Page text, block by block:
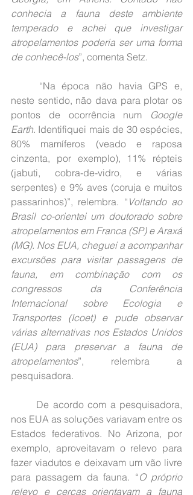
conhecia a fauna deste ambiente
temperado e achei que investigar
atropelamentos poderia ser uma forma
de conhecê-los”, comenta Setz.
neste sentido, não dava para plotar os
pontos de ocorrência num Google
Earth. Identifiquei mais de 30 espécies,
80% mamíferos (veado e raposa
cinzenta, por exemplo), 11% répteis
(jabuti, cobra-de-vidro, e várias
serpentes) e 9% aves (coruja e muitos
passarinhos)”, relembra. “ Voltando ao
Brasil co-orientei um doutorado sobre
atropelamentos em Franca (SP) e Araxá
(MG). Nos EUA, cheguei a acompanhar
excursões para visitar passagens de
fauna, em combinação com os
congressos da Conferência
Internacional sobre Ecologia e
Transportes (Icoet) e pude observar
várias alternativas nos Estados Unidos
(EUA) para preservar a fauna de
atropelamentos”, relembra a
pesquisadora.
nos EUA as soluções variavam entre os
Estados federativos. No Arizona, por
exemplo, aproveitavam o relevo para
fazer viadutos e deixavam um vão livre
para passagem da fauna. “O próprio
relevo e cercas orientavam a fauna